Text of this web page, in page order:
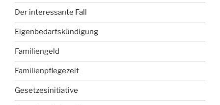
Der interessante Fall
Eigenbedarfskündigung
Familiengeld
Familienpflegezeit
Gesetzesinitiative